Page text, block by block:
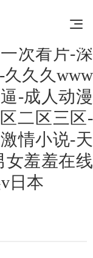
香-91最新
-国语对白
次看片-深
久久www
-成人动漫
二区三区-
情小说-天
女羞羞在线
日本